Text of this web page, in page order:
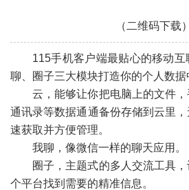
（二维码下载）
-
115手机客户端最贴心的移动
聊、圈子三大模块打造你的个人数据
云，能够让你把电脑上的文件
通讯录等数据通通备份存储到云里
速获取并方便管理。
我聊，像微信一样的聊天应用。
圈子，主题式的多人交流工具
个平台找到需要的精准信息。